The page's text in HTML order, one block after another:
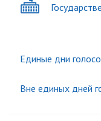
Единые дни
Вне единых дней